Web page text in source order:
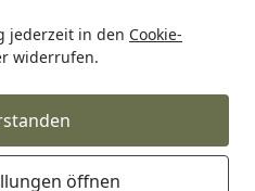
jederzeit in den Cookie-
widerrufen.
öffnen